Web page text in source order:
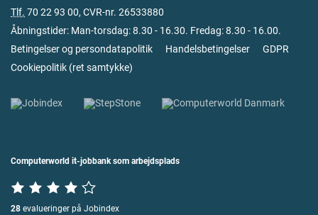
Tlf. 70 22 93 00, CVR-nr. 26533880
Åbningstider: Man-torsdag: 8.30 - 16.30. Fredag: 8.30 - 16.00.
Betingelser og persondatapolitik
Handelsbetingelser
GDPR
Cookiepolitik (ret samtykke)
Computerworld it-jobbank som arbejdsplads
28 evalueringer på Jobindex